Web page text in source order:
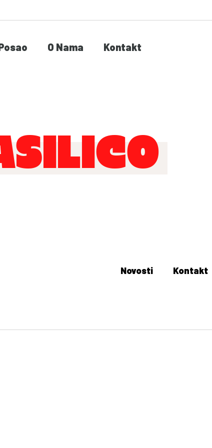
O Nama Kontakt
Novosti Kontakt